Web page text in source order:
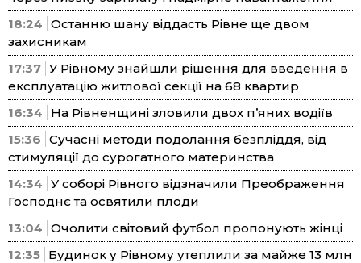
18:24 Останню шану віддасть Рівне ще двом
захисникам
17:37 У Рівному знайшли рішення для введення в
експлуатацію житлової секції на 68 квартир
16:34
На Рівненщині зловили двох п’яних водіїв
15:36 Сучасні методи подолання безпліддя, від
стимуляції до сурогатного материнства
14:34 У соборі Рівного відзначили Преображення
Господнє та освятили плоди
13:04 Очолити світовий футбол пропонують жінці
12:35 Будинок у Рівному утеплили за майже 13 млн